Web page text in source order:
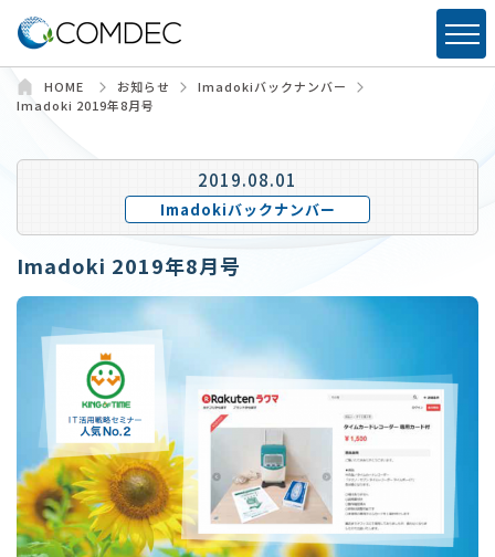
HOME お知らせ
Imadokiバックナンバー
Imadoki 2019年8月号
2019.08.01
Imadokiバックナンバー
Imadoki 2019年8月号